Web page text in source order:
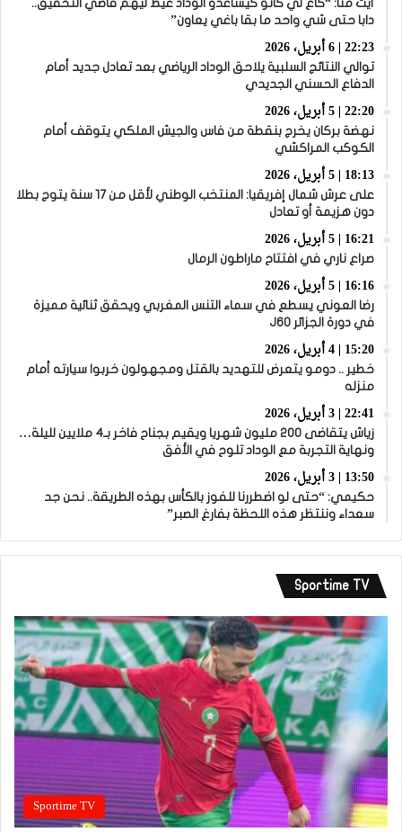
أيت منا: “كاع لي كانو كيساعدو الوداد عيط ليهم قاضي التحقيق..
دابا حتى شي واحد ما بقا باغي يعاون”
22:23 | 6 أبريل، 2026
توالي النتائج السلبية يلاحق الوداد الرياضي بعد تعادل جديد أمام
الدفاع الحسني الجديدي
22:20 | 5 أبريل، 2026
نهضة بركان يخرج بنقطة من فاس والجيش الملكي يتوقف أمام
الكوكب المراكشي
18:13 | 5 أبريل، 2026
على عرش شمال إفريقيا: المنتخب الوطني لأقل من 17 سنة يتوج بطلا
دون هزيمة أو تعادل
16:21 | 5 أبريل، 2026
صراع ناري في افتتاح ماراطون الرمال
16:16 | 5 أبريل، 2026
رضا العوني يسطع في سماء التنس المغربي ويحقق ثنائية مميزة
في دورة الجزائر J60
15:20 | 4 أبريل، 2026
خطير .. دومو يتعرض للتهديد بالقتل ومجهولون خربوا سيارته أمام
منزله
22:41 | 3 أبريل، 2026
زياش يتقاضى 200 مليون شهريا ويقيم بجناح فاخر بـ4 ملايين لليلة…
ونهاية التجربة مع الوداد تلوح في الأفق
13:50 | 3 أبريل، 2026
حكيمي: “حتى لو اضطررنا للفوز بالكأس بهذه الطريقة.. نحن جد
سعداء وننتظر هذه اللحظة بفارغ الصبر”
Sportime TV
Sportime TV